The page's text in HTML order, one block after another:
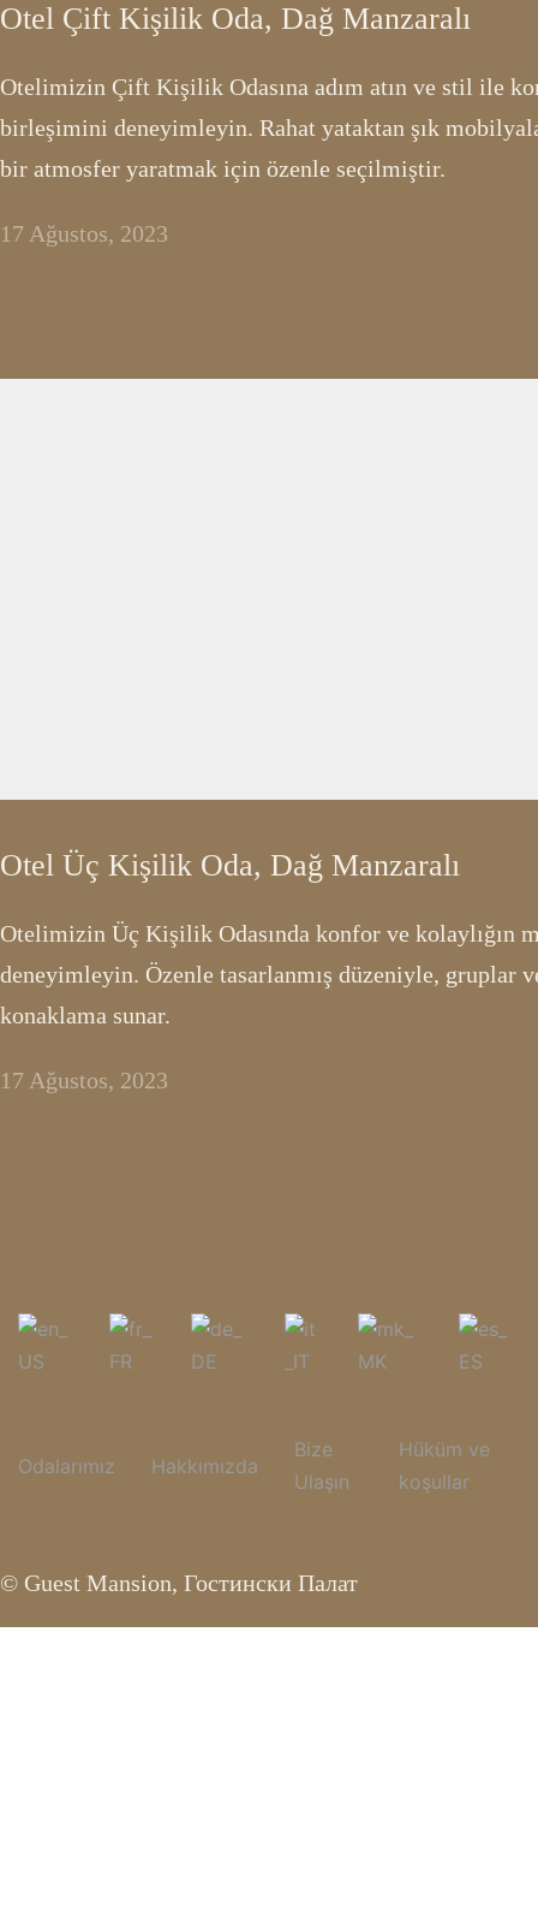
Otel Çift Kişilik Oda, Dağ Manzaralı
Otelimizin Çift Kişilik Odasına adım atın ve stil ile
birleşimini deneyimleyin. Rahat yataktan şık
bir atmosfer yaratmak için özenle seçilmiştir.
17 Ağustos, 2023
Otel Üç Kişilik Oda, Dağ Manzaralı
Otelimizin Üç Kişilik Odasında konfor ve kolaylığın
deneyimleyin. Özenle tasarlanmış düzeniyle, gruplar
konaklama sunar.
17 Ağustos, 2023
Odalarımız Hakkımızda
Bize
Ulaşın
Hüküm ve
koşullar
© Guest Mansion, Гостински Палат